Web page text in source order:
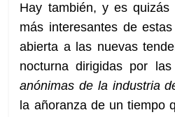
Hay también, y es
más interesantes de
abierta a las nuevas
nocturna dirigidas por las
anónimas de la industria
la añoranza de un tiempo